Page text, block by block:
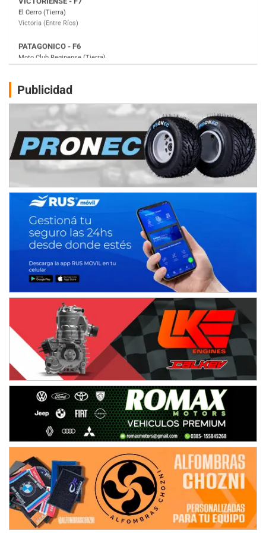
Gral. E. Godoy (Río Negro)
Juventud Unida (Tierra)
Humboldt (Santa Fe)
Ciudad de Avellaneda (Asfalto)
SUR SANTAFESINO - F4
José Samuel Sánchez (Tierra)
Rufino (Santa Fe)
TUCUMANO - F5
El Timbó (Tucumán)
COBERTURA ESPECIAL DE E-KART.COM.AR
08/09-AGO
IAME SERIES ARGENTINA 6
Baradero (Buenos Aires)
KDO - F6
Ciudad de Trenque Lauquen (Asfalto)
Trenque Lauquen (Buenos Aires)
ENTRERRIANO - F6 (POSTERGADA)
Parque de la Velocidad (Asfalto)
Villaguay (Entre Ríos)
VICTORIENSE - F7
El Cerro (Tierra)
Victoria (Entre Ríos)
PATAGONICO - F6
Moto Club Reginense (Tierra)
Gral. E. Godoy (Río Negro)
CSK - F7
Juventud Unida (Tierra)
Humboldt (Santa Fe)
NORESTE SANTAFESINO - F6
Ciudad de Avellaneda (Asfalto)
Publicidad